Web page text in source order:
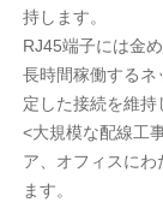
持します。
RJ45端子には金
長時間稼働するネ
定した接続を維持
<大規模な配線工
ア、オフィスにわ
ます。